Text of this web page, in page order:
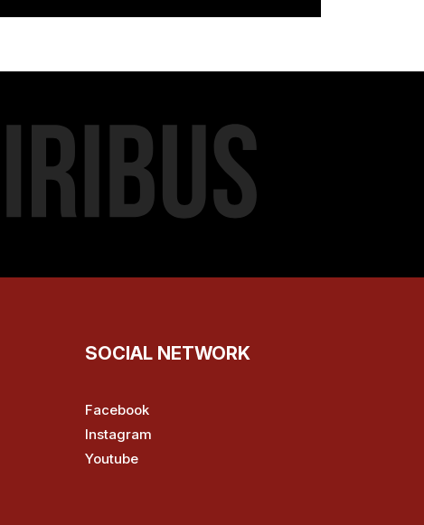
SOCIAL NETWORK
Facebook
Instagram
Youtube